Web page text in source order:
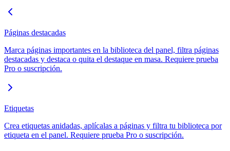
Páginas destacadas
Marca páginas importantes en la biblioteca del panel, filtra páginas
destacadas y destaca o quita el destaque en masa. Requiere prueba
Pro o suscripción.
Etiquetas
Crea etiquetas anidadas, aplícalas a páginas y filtra tu biblioteca por
etiqueta en el panel. Requiere prueba Pro o suscripción.